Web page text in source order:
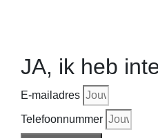
JA, ik heb
E-mailadres
Telefoonnummer